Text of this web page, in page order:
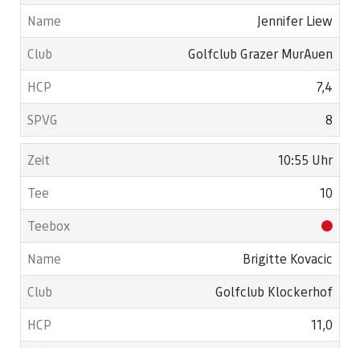
Jennifer Liew
Golfclub Grazer MurAuen
7,4
8
10:55 Uhr
10
Brigitte Kovacic
Golfclub Klockerhof
11,0